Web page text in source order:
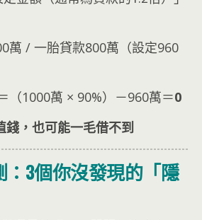
萬 / 一胎貸款800萬（設定960
（1000萬 × 90%）－960萬＝0
錢，也可能一毛借不到
3個你沒發現的「隱